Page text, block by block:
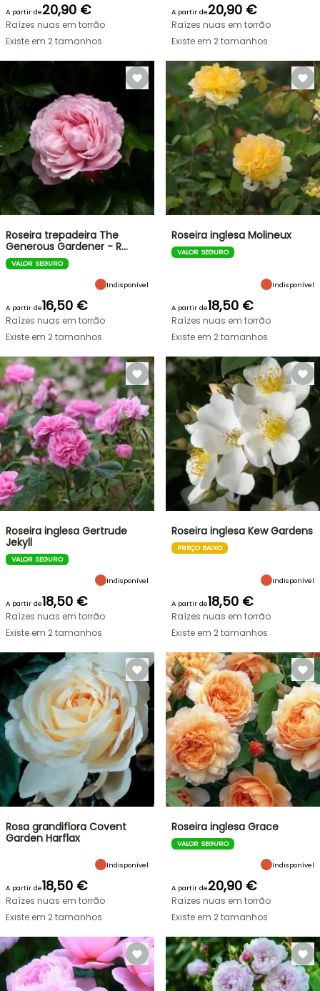
A partir de20,90 €
Raízes nuas em torrão
Existe em 2 tamanhos
A partir de20,90 €
Raízes nuas em torrão
Existe em 2 tamanhos
Roseira trepadeira The
Generous Gardener - R…
VALOR SEGURO
Indisponível
A partir de16,50 €
Raízes nuas em torrão
Existe em 2 tamanhos
Roseira inglesa Molineux
VALOR SEGURO
Indisponível
A partir de18,50 €
Raízes nuas em torrão
Existe em 2 tamanhos
Roseira inglesa Gertrude
Jekyll
VALOR SEGURO
Indisponível
A partir de18,50 €
Raízes nuas em torrão
Existe em 2 tamanhos
Roseira inglesa Kew Gardens
PREÇO BAIXO
Indisponível
A partir de18,50 €
Raízes nuas em torrão
Existe em 2 tamanhos
Rosa grandiflora Covent
Garden Harflax
Indisponível
A partir de18,50 €
Raízes nuas em torrão
Existe em 2 tamanhos
Roseira inglesa Grace
VALOR SEGURO
Indisponível
A partir de20,90 €
Raízes nuas em torrão
Existe em 2 tamanhos